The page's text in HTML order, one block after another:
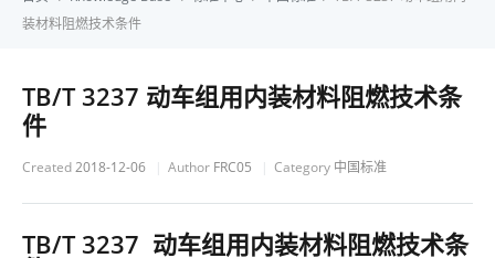
装材料阻燃技术条件
TB/T 3237 动车组用内装材料阻燃技术条
件
Created2018-12-06 Author FRC05 Category 中国标准
TB/T 3237 动车组用内装材料阻燃技术条